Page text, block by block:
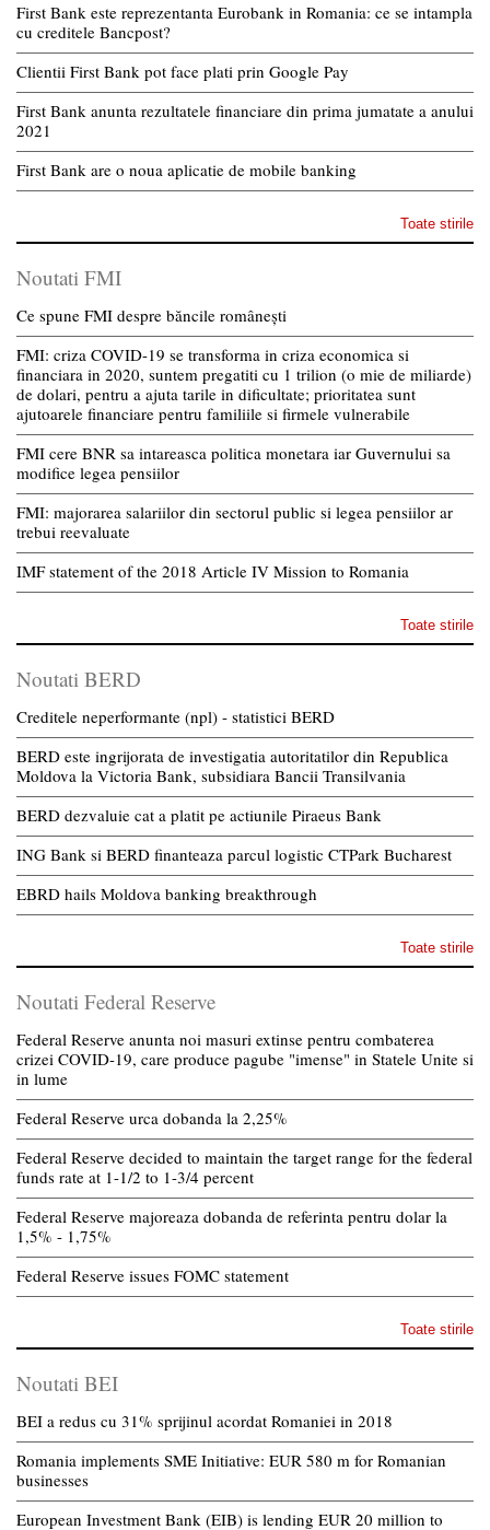
First Bank este reprezentanta Eurobank in Romania: ce se intampla
cu creditele Bancpost?
Clientii First Bank pot face plati prin Google Pay
First Bank anunta rezultatele financiare din prima jumatate a anului
2021
First Bank are o noua aplicatie de mobile banking
Toate stirile
Noutati FMI
Ce spune FMI despre băncile românești
FMI: criza COVID-19 se transforma in criza economica si
financiara in 2020, suntem pregatiti cu 1 trilion (o mie de miliarde)
de dolari, pentru a ajuta tarile in dificultate; prioritatea sunt
ajutoarele financiare pentru familiile si firmele vulnerabile
FMI cere BNR sa intareasca politica monetara iar Guvernului sa
modifice legea pensiilor
FMI: majorarea salariilor din sectorul public si legea pensiilor ar
trebui reevaluate
IMF statement of the 2018 Article IV Mission to Romania
Toate stirile
Noutati BERD
Creditele neperformante (npl) - statistici BERD
BERD este ingrijorata de investigatia autoritatilor din Republica
Moldova la Victoria Bank, subsidiara Bancii Transilvania
BERD dezvaluie cat a platit pe actiunile Piraeus Bank
ING Bank si BERD finanteaza parcul logistic CTPark Bucharest
EBRD hails Moldova banking breakthrough
Toate stirile
Noutati Federal Reserve
Federal Reserve anunta noi masuri extinse pentru combaterea
crizei COVID-19, care produce pagube "imense" in Statele Unite si
in lume
Federal Reserve urca dobanda la 2,25%
Federal Reserve decided to maintain the target range for the federal
funds rate at 1-1/2 to 1-3/4 percent
Federal Reserve majoreaza dobanda de referinta pentru dolar la
1,5% - 1,75%
Federal Reserve issues FOMC statement
Toate stirile
Noutati BEI
BEI a redus cu 31% sprijinul acordat Romaniei in 2018
Romania implements SME Initiative: EUR 580 m for Romanian
businesses
European Investment Bank (EIB) is lending EUR 20 million to